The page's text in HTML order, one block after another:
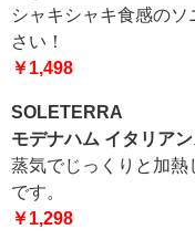
シャキシャキ食感の
さい！
￥1,498
SOLETERRA
モデナハム イタリア
蒸気でじっくりと加熱
です。
￥1,298